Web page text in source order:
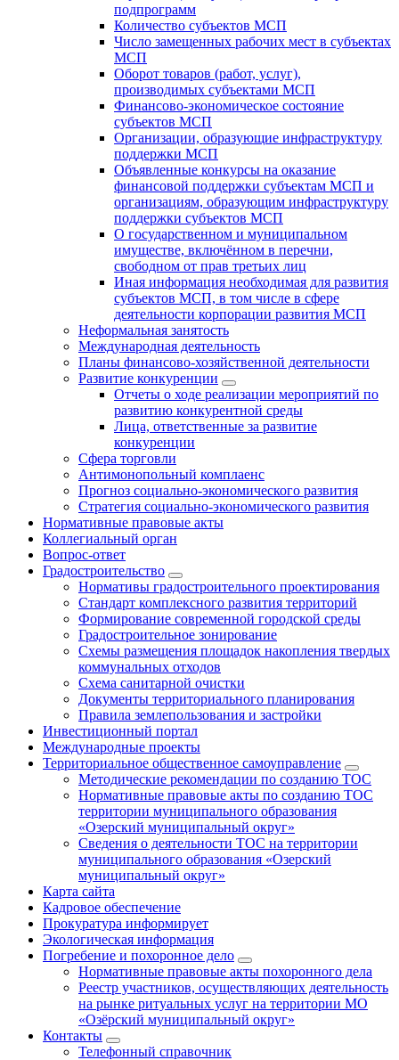
подпрограмм
Количество субъектов МСП
Число замещенных рабочих мест в субъектах
МСП
Оборот товаров (работ, услуг),
производимых субъектами МСП
Финансово-экономическое состояние
субъектов МСП
Организации, образующие инфраструктуру
поддержки МСП
Объявленные конкурсы на оказание
финансовой поддержки субъектам МСП и
организациям, образующим инфраструктуру
поддержки субъектов МСП
О государственном и муниципальном
имуществе, включённом в перечни,
свободном от прав третьих лиц
Иная информация необходимая для развития
субъектов МСП, в том числе в сфере
деятельности корпорации развития МСП
Неформальная занятость
Международная деятельность
Планы финансово-хозяйственной деятельности
Развитие конкуренции
Отчеты о ходе реализации мероприятий по
развитию конкурентной среды
Лица, ответственные за развитие
конкуренции
Сфера торговли
Антимонопольный комплаенс
Прогноз социально-экономического развития
Стратегия социально-экономического развития
Нормативные правовые акты
Коллегиальный орган
Вопрос-ответ
Градостроительство
Нормативы градостроительного проектирования
Стандарт комплексного развития территорий
Формирование современной городской среды
Градостроительное зонирование
Схемы размещения площадок накопления твердых
коммунальных отходов
Схема санитарной очистки
Документы территориального планирования
Правила землепользования и застройки
Инвестиционный портал
Международные проекты
Территориальное общественное самоуправление
Методические рекомендации по созданию ТОС
Нормативные правовые акты по созданию ТОС
территории муниципального образования
«Озерский муниципальный округ»
Сведения о деятельности ТОС на территории
муниципального образования «Озерский
муниципальный округ»
Карта сайта
Кадровое обеспечение
Прокуратура информирует
Экологическая информация
Погребение и похоронное дело
Нормативные правовые акты похоронного дела
Реестр участников, осуществляющих деятельность
на рынке ритуальных услуг на территории МО
«Озёрский муниципальный округ»
Контакты
Телефонный справочник